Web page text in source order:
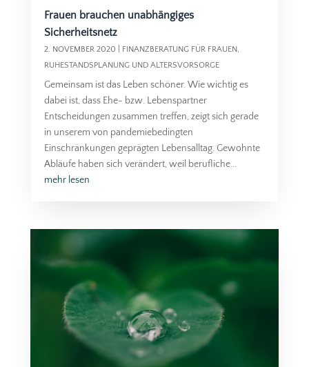
Frauen brauchen unabhängiges
Sicherheitsnetz
2. NOVEMBER 2020 FINANZBERATUNG FÜR FRAUEN,
RUHESTANDSPLANUNG UND ALTERSVORSORGE
Gemeinsam ist das Leben schöner. Wie wichtig es
dabei ist, dass Ehe- bzw. Lebenspartner
Entscheidungen zusammen treffen, zeigt sich gerade
in unserem von pandemiebedingten
Einschränkungen geprägten Lebensalltag. Gewohnte
Abläufe haben sich verändert, weil berufliche...
mehr lesen